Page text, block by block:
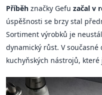
Příběh značky Gefu začal v
úspěšnosti se brzy stal
Sortiment výrobků je
dynamický růst. V
kuchyňských nástrojů,